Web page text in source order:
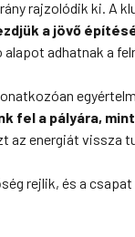
rajzolódik ki. A
a jövő
adhatnak a
fel a pályára,
az energiát vissza
rejlik, és a